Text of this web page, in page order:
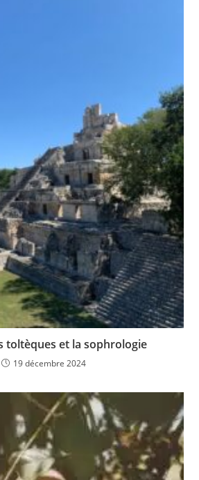
toltèques et la sophrologie
19 décembre 2024